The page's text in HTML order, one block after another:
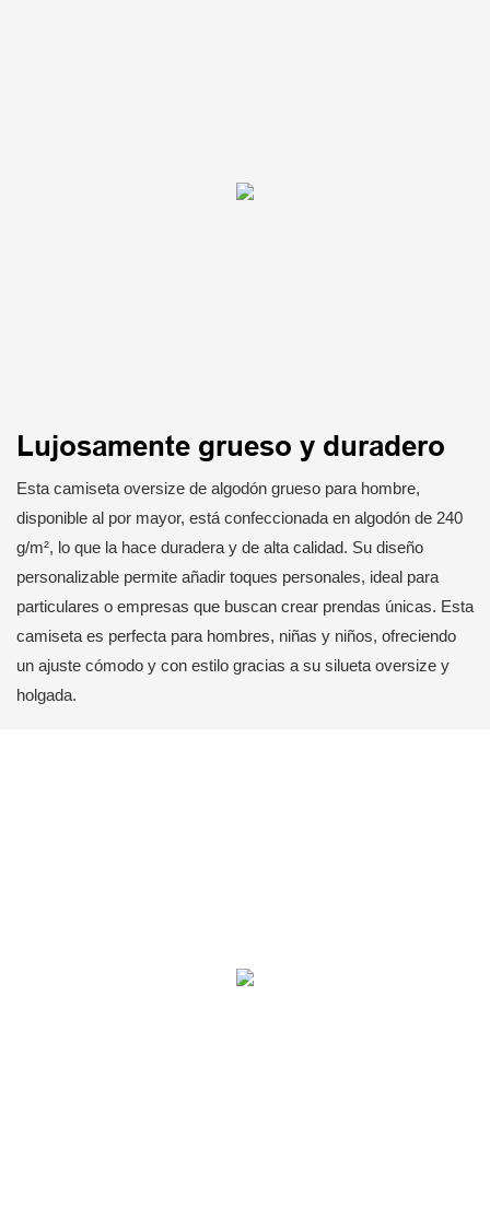
Lujosamente grueso y duradero
Esta camiseta oversize de algodón grueso para hombre,
disponible al por mayor, está confeccionada en algodón de 240
g/m², lo que la hace duradera y de alta calidad. Su diseño
personalizable permite añadir toques personales, ideal para
particulares o empresas que buscan crear prendas únicas. Esta
camiseta es perfecta para hombres, niñas y niños, ofreciendo
un ajuste cómodo y con estilo gracias a su silueta oversize y
holgada.